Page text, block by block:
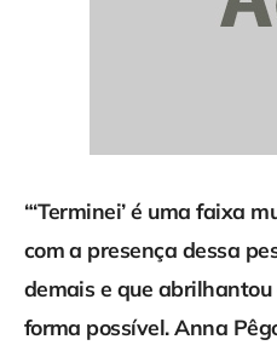
“‘Terminei’ é uma faixa
com a presença dessa
demais e que
forma possível. Anna